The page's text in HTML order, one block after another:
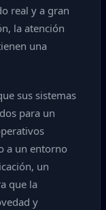
real y a gran
la atención
una
sus sistemas
para un
a un entorno
un
que la
y